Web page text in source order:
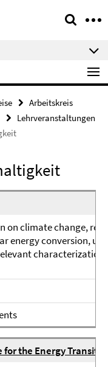
Arbeitskreis
Lehrveranstaltungen
climate change,
energy conversion,
for the Energy